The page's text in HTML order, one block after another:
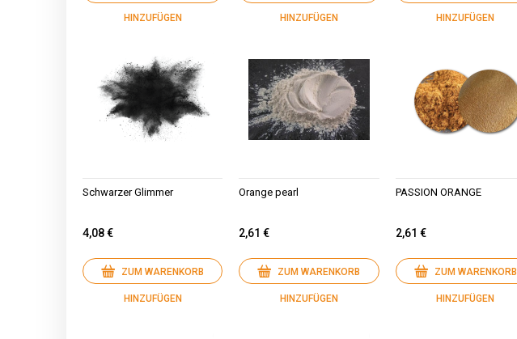
HINZUFÜGEN HINZUFÜGEN HINZUFÜGEN
Schwarzer Glimmer
4,08 €
ZUM WARENKORB
HINZUFÜGEN
Orange pearl
2,61 €
ZUM WARENKORB
HINZUFÜGEN
PASSION ORANGE
2,61 €
ZUM WARENKORB
HINZUFÜGEN